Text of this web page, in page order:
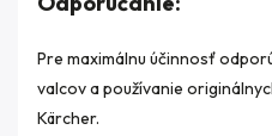
Pre maximálnu účinnosť
valcov a používanie
Kärcher.